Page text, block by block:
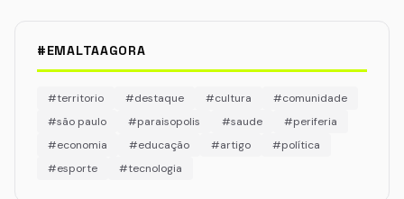
#EMALTAAGORA
#territorio #destaque #cultura
#comunidade
#são paulo
#paraisopolis #saude
#periferia
#economia
#educação #artigo
#política
#esporte
#tecnologia